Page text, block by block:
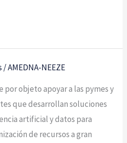
/AMEDNA-NEEZE
por objeto apoyar a las pymes y
que desarrollan soluciones
artificial y datos para
de recursos a gran